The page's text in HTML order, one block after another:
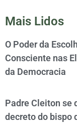
Mais Lidos
O Poder da
Consciente nas
da Democracia
Padre Cleiton se
decreto do bispo